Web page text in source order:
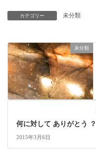
カテゴリー 未分類
未分類
何に対して ありがとう ？
2015年3月6日